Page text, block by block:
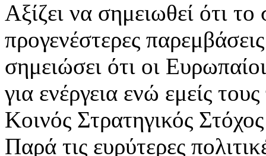
Αξίζει να σημειωθεί ότι
προγενέστερες
σημειώσει ότι οι
για ενέργεια ενώ εμείς
Κοινός Στρατηγικός
Παρά τις ευρύτερες